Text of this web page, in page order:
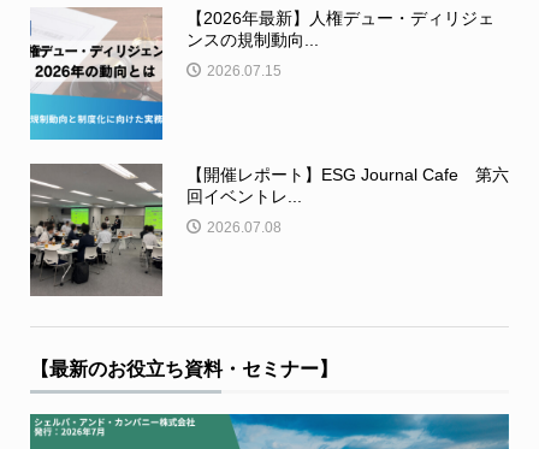
【2026年最新】人権デュー・ディリジェ
ンスの規制動向...
2026.07.15
【開催レポート】ESG Journal Cafe 第六
回イベントレ...
2026.07.08
【最新のお役立ち資料・セミナー】